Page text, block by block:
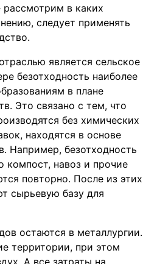
в каких
следует применять
является сельское
безотходность наиболее
в плане
Это связано с тем, что
без химических
находятся в основе
Например, безотходность
компост, навоз и прочие
повторно. После из этих
сырьевую базу для
остаются в металлургии.
территории, при этом
А все затраты на